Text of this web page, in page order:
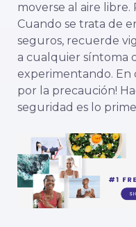
moverse al aire
Cuando se trata de
seguros, recuerde
a cualquier síntoma
experimentando. En
por la precaución!
seguridad es lo